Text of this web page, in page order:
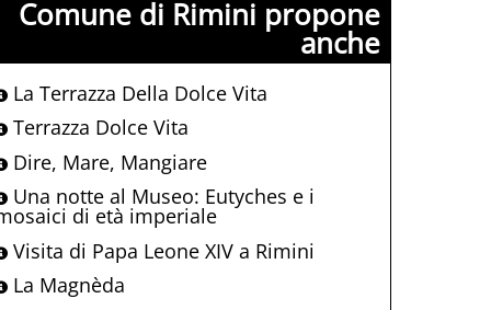
Comune di Rimini propone
anche
La Terrazza Della Dolce Vita
Terrazza Dolce Vita
Dire, Mare, Mangiare
Una notte al Museo: Eutyches e i
di età imperiale
Visita di Papa Leone XIV a Rimini
La Magnèda